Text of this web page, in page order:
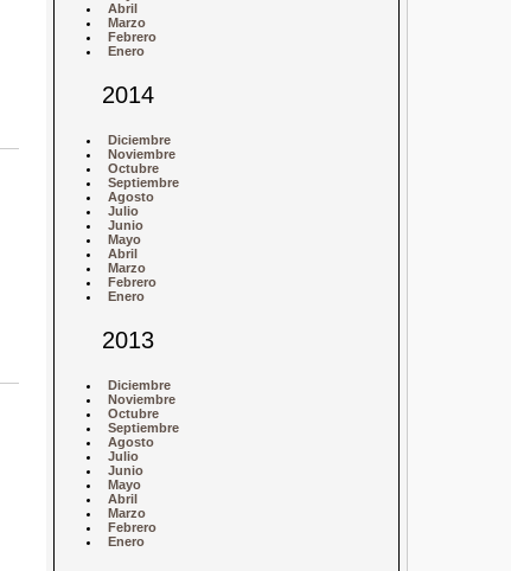
Abril
Marzo
Febrero
Enero
2014
Diciembre
Noviembre
Octubre
Septiembre
Agosto
Julio
Junio
Mayo
Abril
Marzo
Febrero
Enero
2013
Diciembre
Noviembre
Octubre
Septiembre
Agosto
Julio
Junio
Mayo
Abril
Marzo
Febrero
Enero